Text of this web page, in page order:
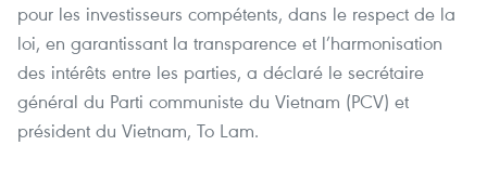
pour les investisseurs compétents, dans le respect de la
loi, en garantissant la transparence et l’harmonisation
des intérêts entre les parties, a déclaré le secrétaire
général du Parti communiste du Vietnam (PCV) et
président du Vietnam, To Lam.